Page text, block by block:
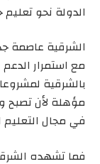
الدولة نحو تعليم
الشرقية عاصمة
مع استمرار
بالشرقية
مؤهلة لأن تصبح
في مجال
فما تشهده